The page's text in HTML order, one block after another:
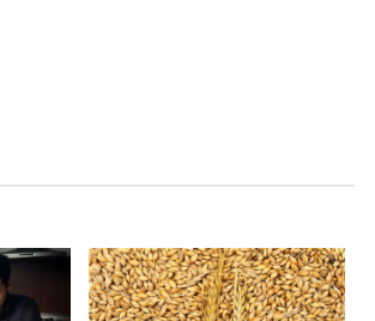
of-Red-Sandalwood-